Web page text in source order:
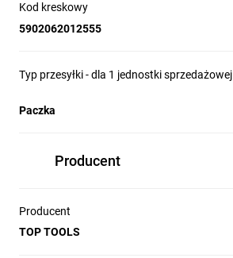
Kod kreskowy
5902062012555
Typ przesyłki - dla 1 jednostki sprzedażowej
Paczka
Producent
Producent
TOP TOOLS